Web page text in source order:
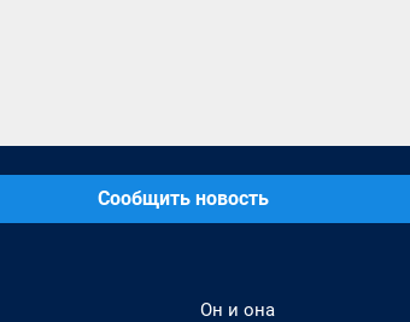
Сообщить новость
Он и она